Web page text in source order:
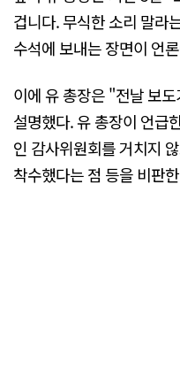
겁니다. 무식한 소리 말라
수석에 보내는 장면이 언
이에 유 총장은 "전날 보
설명했다. 유 총장이 언급
인 감사위원회를 거치지
착수했다는 점 등을 비판